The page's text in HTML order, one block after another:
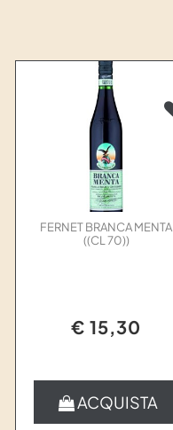
FERNET BRANCA MENTA
((CL 70))
€ 15,30
ACQUISTA